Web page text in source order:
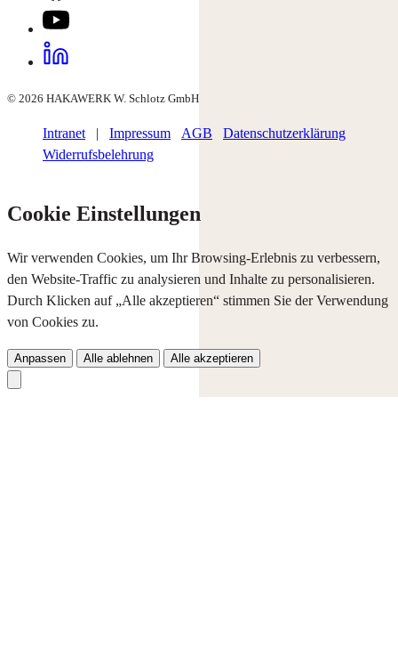
© 2026 HAKAWERK W. Schlotz GmbH
Intranet | Impressum AGB
Datenschutzerklärung
Widerrufsbelehrung
Cookie Einstellungen
Wir verwenden Cookies, um Ihr Browsing-Erlebnis zu verbessern,
den Website-Traffic zu analysieren und Inhalte zu personalisieren.
Durch Klicken auf „Alle akzeptieren“ stimmen Sie der Verwendung
von Cookies zu.
Anpassen Alle ablehnen Alle akzeptieren